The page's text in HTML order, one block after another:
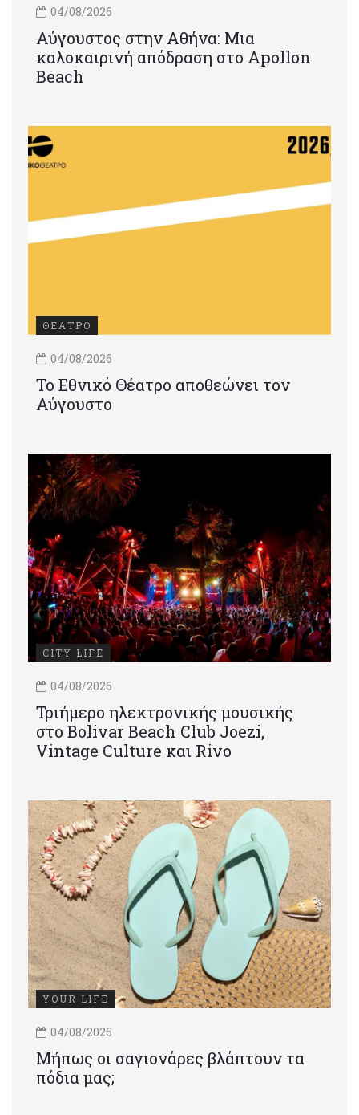
04/08/2026
Αύγουστος στην Αθήνα: Μια
καλοκαιρινή απόδραση στο Apollon
Beach
ΘΕΑΤΡΟ
04/08/2026
Το Εθνικό Θέατρο αποθεώνει τον
Αύγουστο
CITY LIFE
04/08/2026
Τριήμερο ηλεκτρονικής μουσικής
στο Bolivar Beach Club Joezi,
Vintage Culture και Rivo
YOUR LIFE
04/08/2026
Μήπως οι σαγιονάρες βλάπτουν τα
πόδια μας;